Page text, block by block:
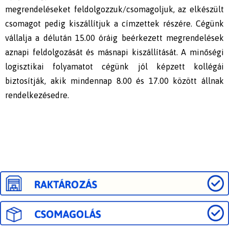
megrendeléseket feldolgozzuk/csomagoljuk, az elkészült
csomagot pedig kiszállítjuk a címzettek részére. Cégünk
vállalja a délután 15.00 óráig beérkezett megrendelések
aznapi feldolgozását és másnapi kiszállítását. A minőségi
logisztikai folyamatot cégünk jól képzett kollégái
biztosítják, akik mindennap 8.00 és 17.00 között állnak
rendelkezésedre.